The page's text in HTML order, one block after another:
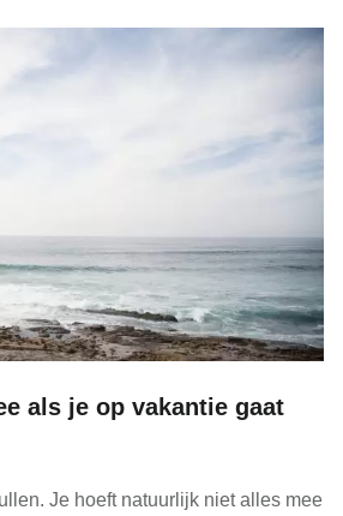
als je op vakantie gaat
Je hoeft natuurlijk niet alles mee